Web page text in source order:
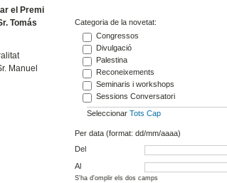
el Premi
Tomás
Manuel
Categoria de la novetat:
Congressos
Divulgació
Palestina
Reconeixements
Seminaris i workshops
Sessions Conversatori
Seleccionar Tots Cap
Per data (format: dd/mm/aaaa)
Del
Al
S'ha d'omplir els dos camps